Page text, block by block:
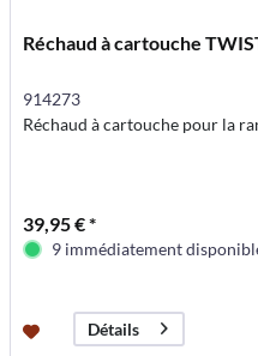
Réchaud à cartouche
914273
Réchaud à cartouche pour la
39,95 € *
9 immédiatement
Détails